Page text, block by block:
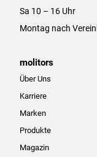
Sa 10 – 16 Uhr
Montag nach
molitors
Über Uns
Karriere
Marken
Produkte
Magazin